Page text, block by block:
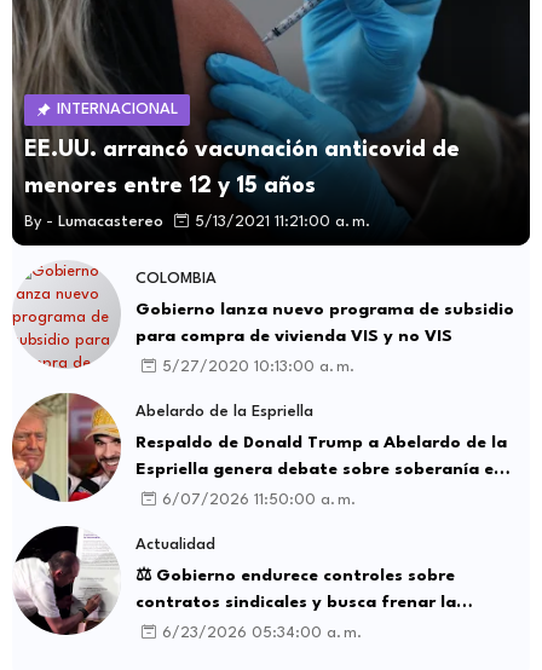
INTERNACIONAL
EE.UU. arrancó vacunación anticovid de
menores entre 12 y 15 años
By - Lumacastereo 5/13/2021 11:21:00 a. m.
COLOMBIA
Gobierno lanza nuevo programa de subsidio
para compra de vivienda VIS y no VIS
5/27/2020 10:13:00 a. m.
Abelardo de la Espriella
Respaldo de Donald Trump a Abelardo de la
Espriella genera debate sobre soberanía e
influencia internacional
6/07/2026 11:50:00 a. m.
Actualidad
⚖️ Gobierno endurece controles sobre
contratos sindicales y busca frenar la
intermediación laboral ilegal
6/23/2026 05:34:00 a. m.